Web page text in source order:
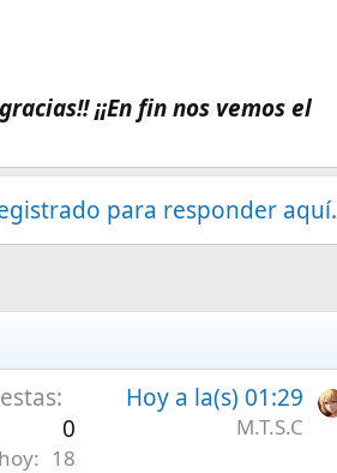
¡¡En fin nos vemos el
para responder aquí.
0
18
Hoy a la(s) 01:29
M.T.S.C